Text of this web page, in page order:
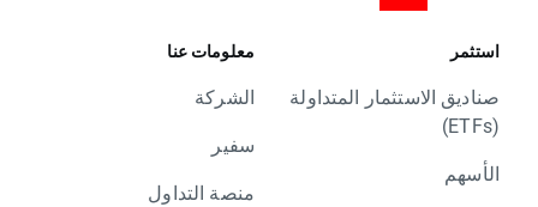
استثمر
صناديق الاستثمار المتداولة
(ETFs)
الأسهم
معلومات عنا
الشركة
سفير
منصة التداول